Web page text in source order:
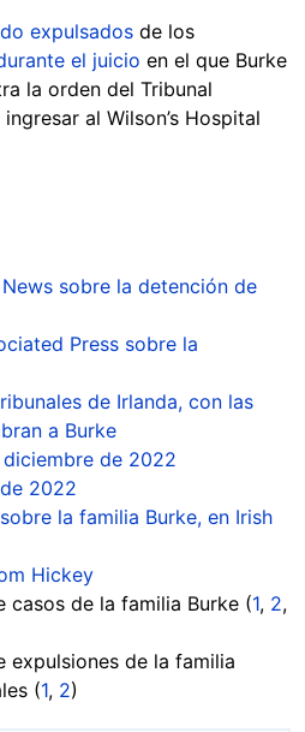
expulsados de los
el juicio en el que Burke
la orden del Tribunal
al Wilson’s Hospital
sobre la detención de
Press sobre la
de Irlanda, con las
a Burke
de 2022
2022
la familia Burke, en Irish
Hickey
casos de la familia Burke (1, 2,
expulsiones de la familia
(1, 2)